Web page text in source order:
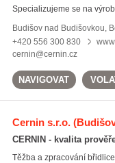
Specializujeme se na
Budišov nad Budišovkou,
+420 556 300 830
cernin@cernin.cz
NAVIGOVAT
Cernin s.r.o.
CERNIN - kvalita
Těžba a zpracování